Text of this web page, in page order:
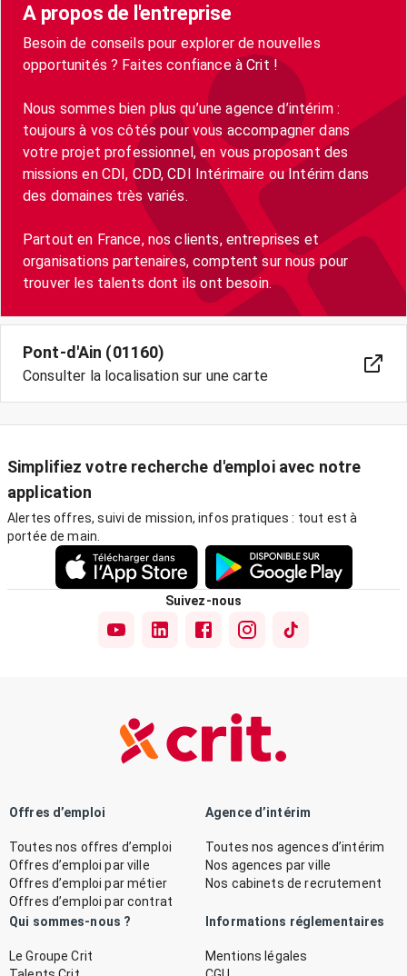
A propos de l'entreprise
Besoin de conseils pour explorer de nouvelles
opportunités ? Faites confiance à Crit !
Nous sommes bien plus qu’une agence d’intérim :
toujours à vos côtés pour vous accompagner dans
votre projet professionnel, en vous proposant des
missions en CDI, CDD, CDI Intérimaire ou Intérim dans
des domaines très variés.
Partout en France, nos clients, entreprises et
organisations partenaires, comptent sur nous pour
trouver les talents dont ils ont besoin.
Pont-d'Ain (01160)
Consulter la localisation sur une carte
Simplifiez votre recherche d'emploi avec notre
application
Alertes offres, suivi de mission, infos pratiques : tout est à
portée de main.
Suivez-nous
Offres d’emploi
Toutes nos offres d’emploi
Offres d’emploi par ville
Offres d’emploi par métier
Offres d’emploi par contrat
Agence d’intérim
Toutes nos agences d’intérim
Nos agences par ville
Nos cabinets de recrutement
Qui sommes-nous ?
Le Groupe Crit
Informations réglementaires
Mentions légales